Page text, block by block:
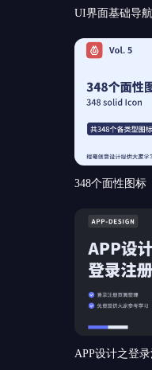
348个面性图标
APP设计之登